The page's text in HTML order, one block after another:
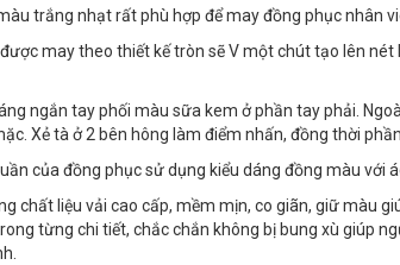
trắng nhạt rất phù hợp để may đồng phục nhân
may theo thiết kế tròn sẽ V một chút tạo lên
ngắn tay phối màu sữa kem ở phần tay phải.
Xẻ tà ở 2 bên hông làm điểm nhấn, đồng thời
của đồng phục sử dụng kiểu dáng đồng màu với
chất liệu vải cao cấp, mềm mịn, co giãn, giữ màu
từng chi tiết, chắc chắn không bị bung xù giúp